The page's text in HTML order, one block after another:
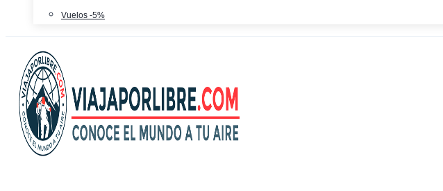
Vuelos -5%